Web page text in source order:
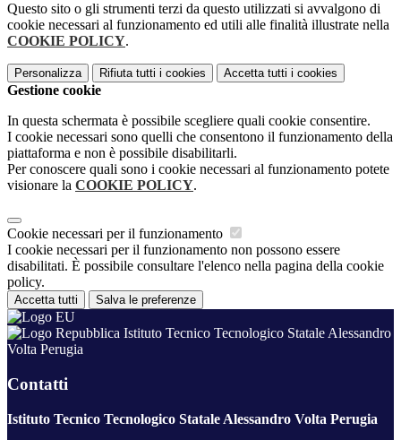
Questo sito o gli strumenti terzi da questo utilizzati si avvalgono di
cookie necessari al funzionamento ed utili alle finalità illustrate nella
COOKIE POLICY.
Personalizza Rifiuta tutti i cookies Accetta tutti i cookies
Gestione cookie
In questa schermata è possibile scegliere quali cookie consentire.
I cookie necessari sono quelli che consentono il funzionamento della
piattaforma e non è possibile disabilitarli.
Per conoscere quali sono i cookie necessari al funzionamento potete
visionare la COOKIE POLICY.
Cookie necessari per il funzionamento
I cookie necessari per il funzionamento non possono essere
disabilitati. È possibile consultare l'elenco nella pagina della cookie
policy.
Accetta tutti Salva le preferenze
Istituto Tecnico Tecnologico Statale Alessandro
Volta Perugia
Contatti
Istituto Tecnico Tecnologico Statale Alessandro Volta Perugia